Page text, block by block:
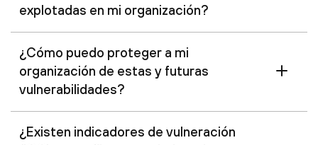
explotadas en mi organización?
¿Cómo puedo proteger a mi
organización de estas y futuras
vulnerabilidades?
¿Existen indicadores de vulneración